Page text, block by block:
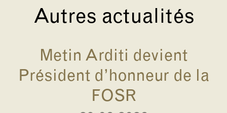
Autres actualités
Metin Arditi devient
Président d’honneur de la
FOSR